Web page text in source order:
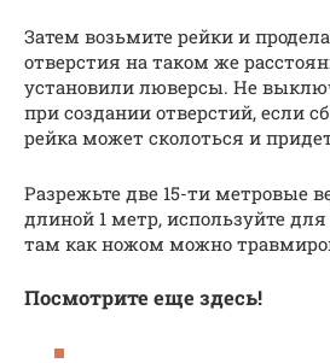
Затем возьмите рейки и
отверстия на таком же
установили люверсы. Не
при создании отверстий, если
рейка может сколоться и
Разрежьте две 15-ти метровые
длиной 1 метр, используйте
там как ножом можно
Посмотрите еще здесь!